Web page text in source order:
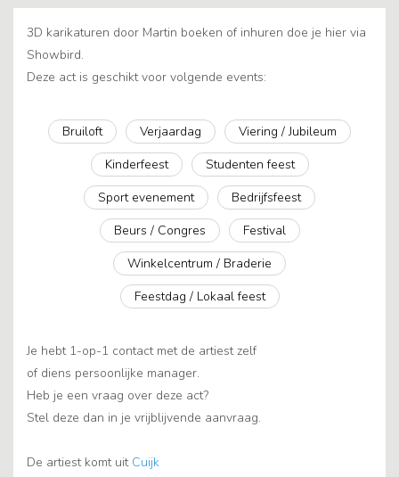
3D karikaturen door Martin boeken of inhuren doe je hier via
Showbird.
Deze act is geschikt voor volgende events:
Bruiloft Verjaardag
Viering / Jubileum
Kinderfeest
Studenten feest
Sport evenement
Bedrijfsfeest
Beurs / Congres
Festival
Winkelcentrum / Braderie
Feestdag / Lokaal feest
Je hebt 1-op-1 contact met de artiest zelf
of diens persoonlijke manager.
Heb je een vraag over deze act?
Stel deze dan in je vrijblijvende aanvraag.
De artiest komt uit Cuijk